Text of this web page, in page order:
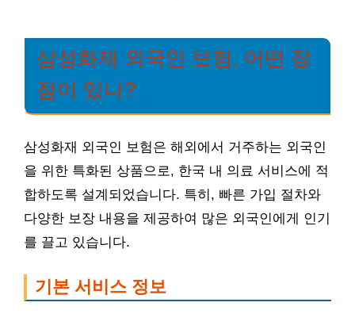
삼성화재 외국인 보험, 어떤 장
점이 있나?
삼성화재 외국인 보험은 해외에서 거주하는 외국인
을 위한 특화된 상품으로, 한국 내 의료 서비스에 적
합하도록 설계되었습니다. 특히, 빠른 가입 절차와
다양한 보장 내용을 제공하여 많은 외국인에게 인기
를 끌고 있습니다.
기본 서비스 정보